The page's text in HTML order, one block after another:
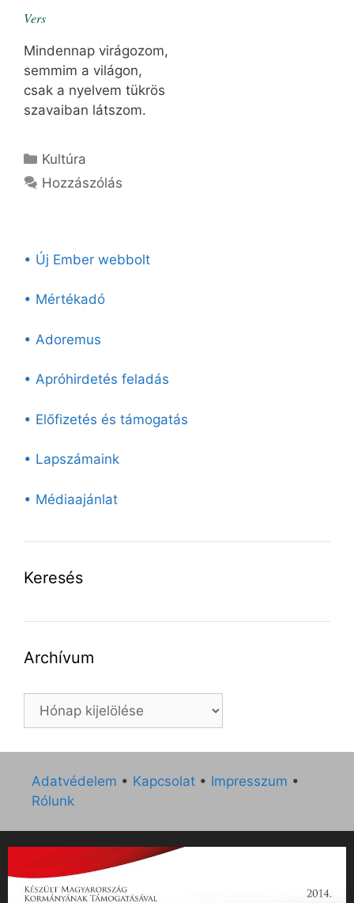
Vers
Mindennap virágozom,
semmim a világon,
csak a nyelvem tükrös
szavaiban látszom.
Kategória
Kultúra
Hozzászólás
• Új Ember webbolt
• Mértékadó
• Adoremus
• Apróhirdetés feladás
• Előfizetés és támogatás
• Lapszámaink
• Médiaajánlat
Keresés
Archívum
Archívum
Adatvédelem • Kapcsolat • Impresszum •
Rólunk